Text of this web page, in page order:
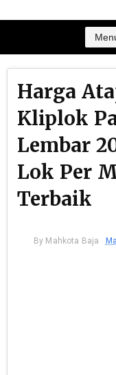
Harga
Kliplok
Lembar
Lok Per
Terbaik
By Mahkota Baja